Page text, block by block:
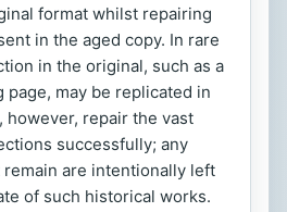
format whilst repairing
in the aged copy. In rare
in the original, such as a
page, may be replicated in
however, repair the vast
successfully; any
are intentionally left
of such historical works.